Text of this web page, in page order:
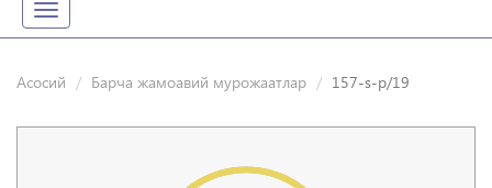
Toggle
navigation
Асосий Барча жамоавий мурожаатлар 157-s-p/19